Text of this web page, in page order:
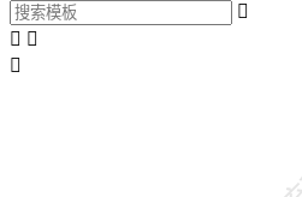

 
